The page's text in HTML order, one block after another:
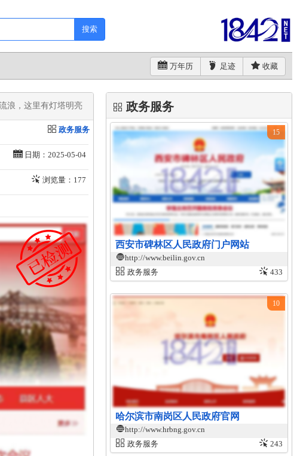
搜索
万年历 足迹 收藏
浪，这里有灯塔明亮​
政务服务
日期：2025-05-04
浏览量：177
政务服务
西安市碑林区人民政府门户网站
http://www.beilin.gov.cn
政务服务
433
15
哈尔滨市南岗区人民政府官网
http://www.hrbng.gov.cn
政务服务
243
10